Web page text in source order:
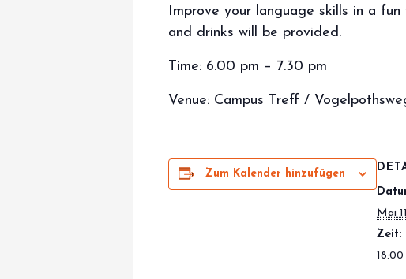
Improve your language skills in a
and drinks will be provided.
Time: 6.00 pm – 7.30 pm
Venue: Campus Treff /
Zum Kalender hinzufügen
Mai
Zeit:
18:00